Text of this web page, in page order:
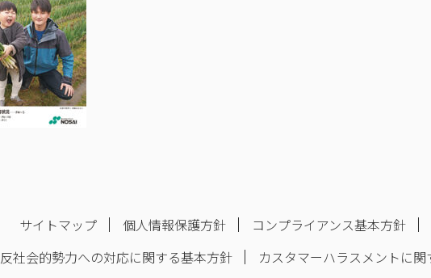
サイトマップ 個人情報保護方針 コンプライアンス基本方針
反社会的勢力への対応に関する基本方針
カスタマーハラスメントに